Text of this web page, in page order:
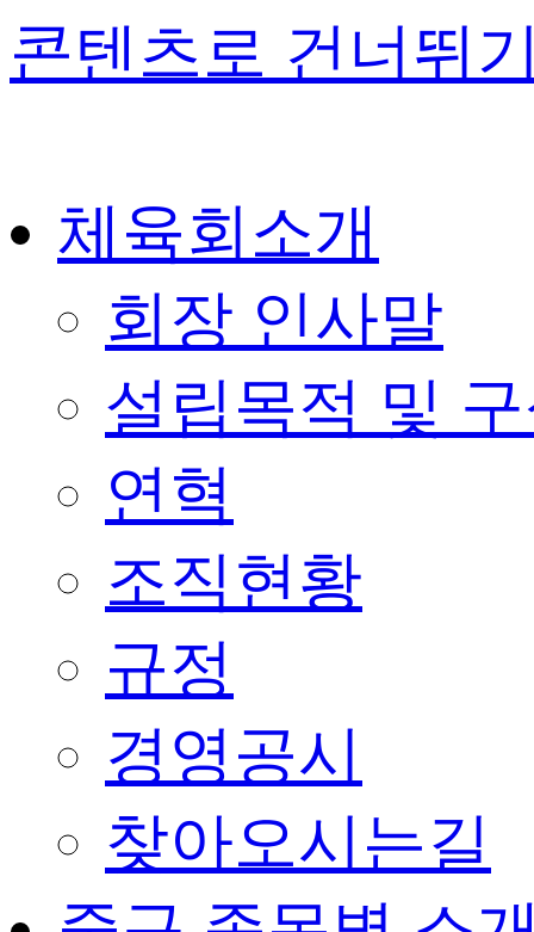
콘텐츠로 건너뛰
체육회소개
회장 인사말
설립목적 및
연혁
조직현황
규정
경영공시
찾아오시는길